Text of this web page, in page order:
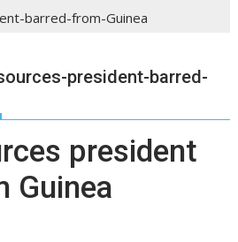
barred-from-Guinea
president-barred-
president
Guinea